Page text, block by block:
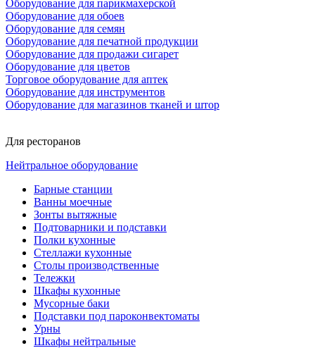
Оборудование для парикмахерской
Оборудование для обоев
Оборудование для семян
Оборудование для печатной продукции
Оборудование для продажи сигарет
Оборудование для цветов
Торговое оборудование для аптек
Оборудование для инструментов
Оборудование для магазинов тканей и штор
Для ресторанов
Нейтральное оборудование
Барные станции
Ванны моечные
Зонты вытяжные
Подтоварники и подставки
Полки кухонные
Стеллажи кухонные
Столы производственные
Тележки
Шкафы кухонные
Мусорные баки
Подставки под пароконвектоматы
Урны
Шкафы нейтральные